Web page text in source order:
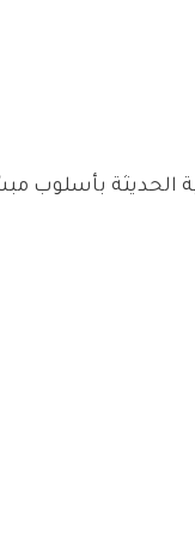
الحديثة بأسلوب